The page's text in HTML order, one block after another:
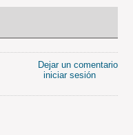
Dejar un comentario
iniciar sesión